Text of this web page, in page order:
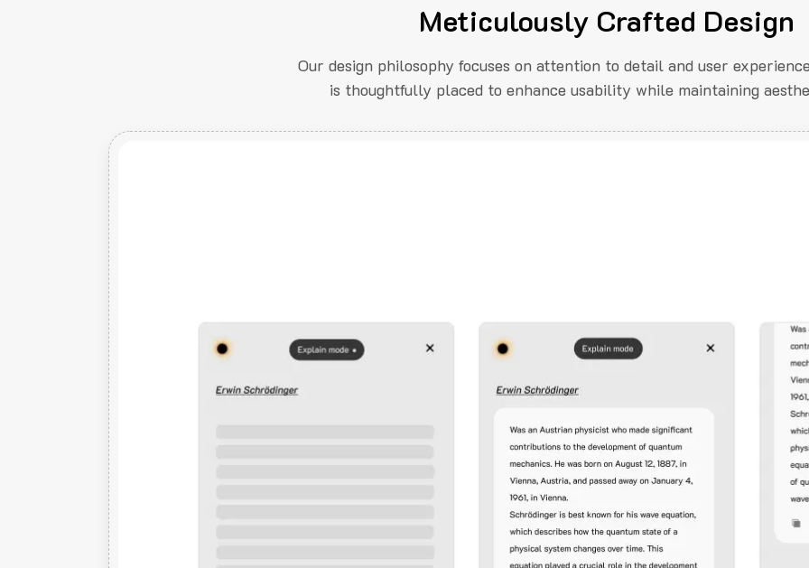
Meticulously Crafted Design
Our design philosophy focuses on attention to detail and user
is thoughtfully placed to enhance usability while maintaining